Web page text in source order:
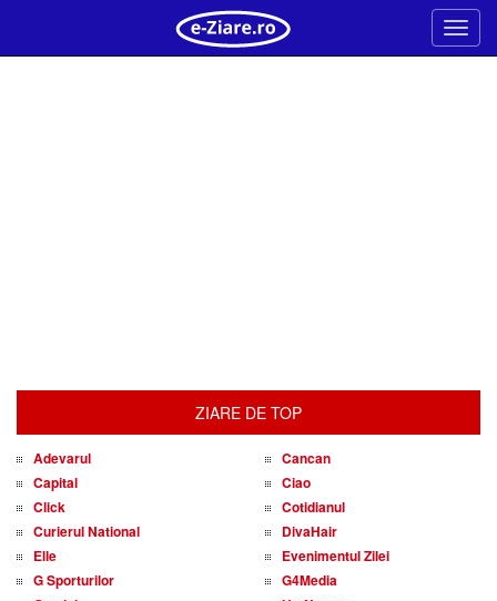
Meniu
ZIARE DE TOP
Adevarul
Cancan
Capital
Ciao
Click
Cotidianul
Curierul National
DivaHair
Elle
Evenimentul Zilei
G Sporturilor
G4Media